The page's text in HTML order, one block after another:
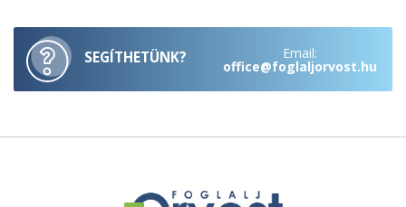
SEGÍTHETÜNK? Email:
office@foglaljorvost.hu